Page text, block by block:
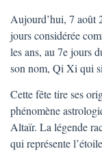
Aujourd’hui, 7 août
jours considérée
les ans, au 7e jours
son nom, Qi Xi qui
Cette fête tire ses
phénomène
Altaïr. La légende
qui représente